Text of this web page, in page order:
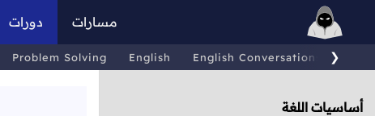
مسارات دورات
Problem Solving English English Conversations ❯
أساسيات اللغة